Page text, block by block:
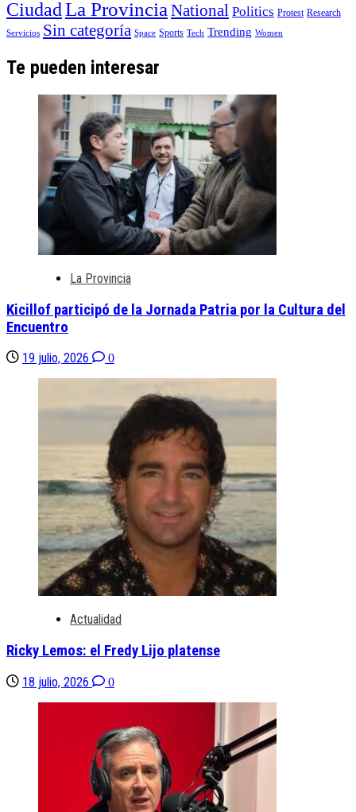
Ciudad La Provincia National Politics Protest Research
Servicios Sin categoría Space Sports Tech Trending Women
Te pueden interesar
La Provincia
Kicillof participó de la Jornada Patria por la Cultura del
Encuentro
19 julio, 2026 0
Actualidad
Ricky Lemos: el Fredy Lijo platense
18 julio, 2026 0